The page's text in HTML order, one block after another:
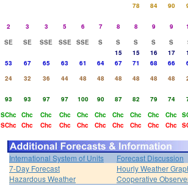
78 84 90
2 3 3 5 6 7 8 8 9 9
SE SE SSE SSE SSE S S S S S
15 15 16 17
53 67 65 63 61 64 67 71 68 66
24 32 36 44 48 48 48 48 48 48
93 93 97 97 100 90 87 82 79 74
SChc Chc Chc Chc Chc Chc Chc Chc Chc Chc
SChc Chc Chc Chc Chc Chc Chc Chc Chc Chc
International System of Units
Forecast Discussion
7-Day Forecast
Hourly Weather
Hazardous Weather
Cooperative